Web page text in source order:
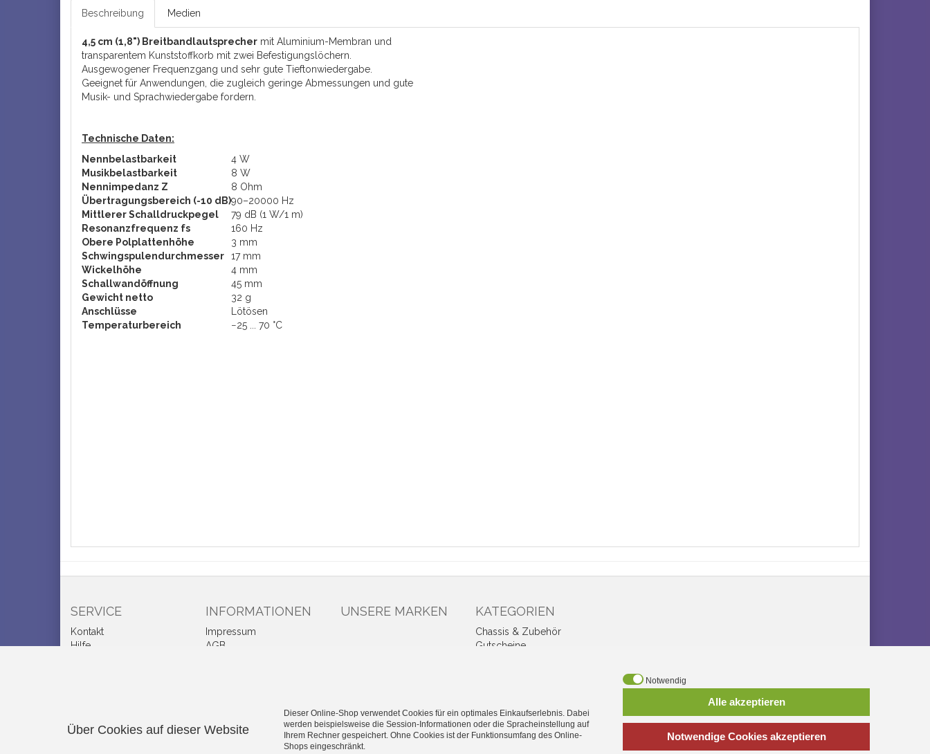
Beschreibung Medien
4,5 cm (1,8") Breitbandlautsprecher mit Aluminium-Membran und
transparentem Kunststoffkorb mit zwei Befestigungslöchern.
Ausgewogener Frequenzgang und sehr gute Tieftonwiedergabe.
Geeignet für Anwendungen, die zugleich geringe Abmessungen und gute
Musik- und Sprachwiedergabe fordern.
Technische Daten:
Nennbelastbarkeit
4 W
Musikbelastbarkeit
8 W
Nennimpedanz Z
8 Ohm
Übertragungsbereich (-10 dB)90–20000 Hz
Mittlerer Schalldruckpegel
79 dB (1 W/1 m)
Resonanzfrequenz fs
160 Hz
Obere Polplattenhöhe
3 mm
Schwingspulendurchmesser
17 mm
Wickelhöhe
4 mm
Schallwandöffnung
45 mm
Gewicht netto
32 g
Anschlüsse
Lötösen
Temperaturbereich
−25 ... 70 °C
SERVICE
Kontakt
Hilfe
INFORMATIONEN
Impressum
AGB
UNSERE MARKEN KATEGORIEN
Chassis & Zubehör
Gutscheine
ELA
Über Cookies auf dieser Website
Dieser Online-Shop verwendet Cookies für ein optimales Einkaufserlebnis. Dabei
werden beispielsweise die Session-Informationen oder die Spracheinstellung auf
Ihrem Rechner gespeichert. Ohne Cookies ist der Funktionsumfang des Online-
Shops eingeschränkt.
Notwendig
Alle akzeptieren
Notwendige Cookies akzeptieren